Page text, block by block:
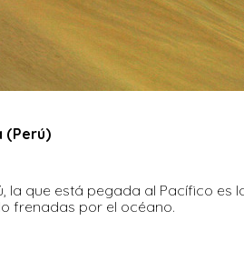
(Perú)
que está pegada al Pacífico es
frenadas por el océano.